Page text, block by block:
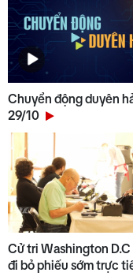
Chuyển động duyên
29/10
Cử tri Washington D.C
đi bỏ phiếu sớm trực